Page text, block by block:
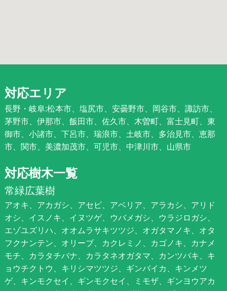
対応エリア
長野・岐阜:松本市、塩尻市、安曇野市、岡谷市、諏訪市、
茅野市、伊那市、飯田市、佐久市、木曽町、富士見町、東
御市、小諸市、下呂市、瑞浪市、土岐市、多治見市、恵那
市、関市、美濃加茂市、可児市、中津川市、山県市
対応樹木一覧
常緑広葉樹
アオキ、アカガシ、アセビ、アベリア、アラカシ、アリド
オシ、イスノキ、イヌツゲ、ウバメガシ、ウラジロガシ、
エゾユズリハ、オオムラサキツツジ、オガタマノキ、オタ
フクナンテン、オリーブ、カクレミノ、カゴノキ、カナメ
モチ、カラタチバナ、カラタネオガタマ、カンツバキ、キ
ョウチクトウ、キリシマツツジ、ギンバイカ、キンメツ
ゲ、キンモクセイ、ギンモクセイ、ミモザ、ギンヨウアカ